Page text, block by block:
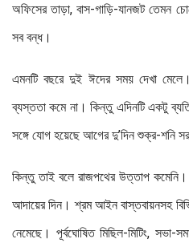
অফিসের তাড়া, বাস-গাড়ি-যানজট তেমন
সব বন্ধ।
এমনটি বছরে দুই ঈদের সময় দেখা
ব্যস্ততা কমে না। কিন্তু এদিনটি একটু
সঙ্গে যোগ হয়েছে আগের দু’দিন শুক্র-শনি
কিন্তু তাই বলে রাজপথের উত্তাপ কমেনি।
আদায়ের দিন। শ্রম ‍আইন বাস্তবায়নসহ
নেমেছে। পূর্বঘোষিত মিছিল-মিটিং, সভা-